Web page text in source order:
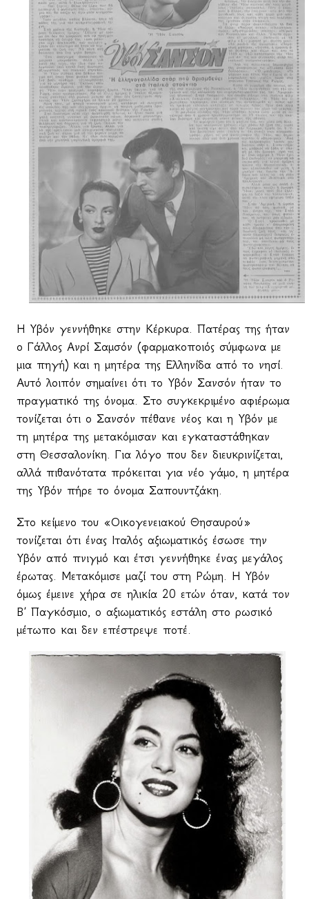
Η Υβόν γεννήθηκε στην Κέρκυρα. Πατέρας της ήταν
ο Γάλλος Ανρί Σαμσόν (φαρμακοποιός σύμφωνα με
μια πηγή) και η μητέρα της Ελληνίδα από το νησί.
Αυτό λοιπόν σημαίνει ότι το Υβόν Σανσόν ήταν το
πραγματικό της όνομα. Στο συγκεκριμένο αφιέρωμα
τονίζεται ότι ο Σανσόν πέθανε νέος και η Υβόν με
τη μητέρα της μετακόμισαν και εγκαταστάθηκαν
στη Θεσσαλονίκη. Για λόγο που δεν διευκρινίζεται,
αλλά πιθανότατα πρόκειται για νέο γάμο, η μητέρα
της Υβόν πήρε το όνομα Σαπουντζάκη.
Στο κείμενο του «Οικογενειακού Θησαυρού»
τονίζεται ότι ένας Ιταλός αξιωματικός έσωσε την
Υβόν από πνιγμό και έτσι γεννήθηκε ένας μεγάλος
έρωτας. Μετακόμισε μαζί του στη Ρώμη. Η Υβόν
όμως έμεινε χήρα σε ηλικία 20 ετών όταν, κατά τον
Β’ Παγκόσμιο, ο αξιωματικός εστάλη στο ρωσικό
μέτωπο και δεν επέστρεψε ποτέ.